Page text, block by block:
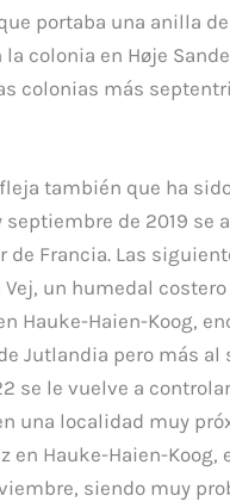
portaba una anilla
colonia en Høje
colonias más
también que ha
septiembre de 2019 se
Francia. Las
un humedal
Hauke-Haien-Koog,
Jutlandia pero más al
se le vuelve a
una localidad muy
Hauke-Haien-Koog,
siendo muy